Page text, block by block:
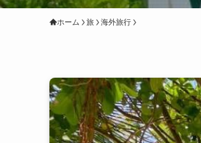
ホーム 旅 海外旅行